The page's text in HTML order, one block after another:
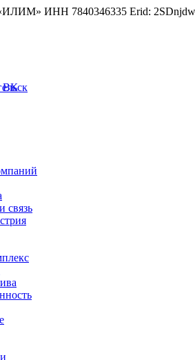
ИНН 7840346335 Erid:
связь